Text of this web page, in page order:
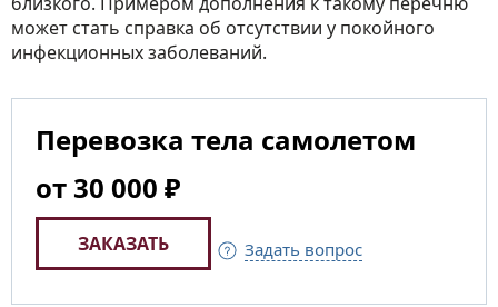
может стать справка об отсутствии у покойного
инфекционных заболеваний.
Перевозка тела самолетом
от 30 000 ₽
ЗАКАЗАТЬ Задать вопрос